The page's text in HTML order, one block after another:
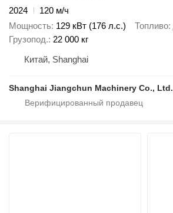
2024
120 м/ч
Мощность 129 кВт (176 л.с.) Топливо
Грузопод. 22 000 кг
Китай, Shanghai
Shanghai Jiangchun Machinery Co., Ltd.